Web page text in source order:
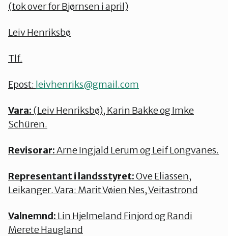
(tok over for Bjørnsen i april)
Leiv Henriksbø
Tlf.
Epost: leivhenriks@gmail.com
Vara: (Leiv Henriksbø), Karin Bakke og Imke
Schüren.
Revisorar:Arne Ingjald Lerum og Leif Longvanes.
Representant i landsstyret:Ove Eliassen,
Leikanger. Vara: Marit Vøien Nes, Veitastrond
Valnemnd: Lin Hjelmeland Finjord og Randi
Merete Haugland